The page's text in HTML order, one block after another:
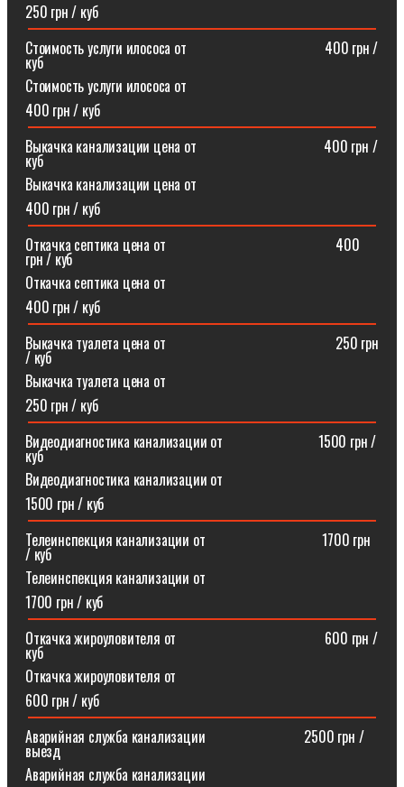
250 грн / куб
Стоимость услуги илососа от⠀⠀⠀⠀⠀⠀⠀⠀⠀⠀⠀⠀⠀400 грн /
куб
Стоимость услуги илососа от
400 грн / куб
Выкачка канализации цена от⠀⠀⠀⠀⠀⠀⠀⠀⠀⠀⠀⠀400 грн /
куб
Выкачка канализации цена от
400 грн / куб
Откачка септика цена от⠀⠀⠀⠀⠀⠀⠀⠀⠀⠀⠀⠀⠀⠀⠀⠀400
грн / куб
Откачка септика цена от
400 грн / куб
Выкачка туалета цена от⠀⠀⠀⠀⠀⠀⠀⠀⠀⠀⠀⠀⠀⠀⠀⠀250 грн
/ куб
Выкачка туалета цена от
250 грн / куб
Видеодиагностика канализации от⠀⠀⠀⠀⠀⠀⠀⠀⠀1500 грн /
куб
Видеодиагностика канализации от
1500 грн / куб
Телеинспекция канализации от⠀⠀⠀⠀⠀⠀⠀⠀⠀⠀⠀1700 грн
/ куб
Телеинспекция канализации от
1700 грн / куб
Откачка жироуловителя от⠀⠀⠀⠀⠀⠀⠀⠀⠀⠀⠀⠀⠀⠀600 грн /
куб
Откачка жироуловителя от
600 грн / куб
Аварийная служба канализации ⠀⠀⠀⠀⠀⠀⠀⠀⠀2500 грн /
выезд
Аварийная служба канализации